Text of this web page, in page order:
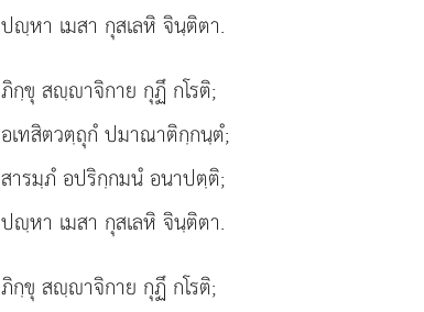
ปฺหา เมสา กุสเลหิ จินฺติตา.
ภิกฺขุ สฺาจิกาย กุฏึ กโรติ;
อเทสิตวตฺถุกํ ปมาณาติกฺกนฺตํ;
สารมฺภํ อปริกฺกมนํ อนาปตฺติ;
ปฺหา เมสา กุสเลหิ จินฺติตา.
ภิกฺขุ สฺาจิกาย กุฏึ กโรติ;